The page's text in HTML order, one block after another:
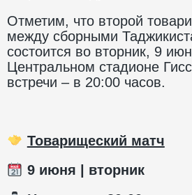
Отметим, что второй
между сборными
состоится во вторник, 9
Центральном стадионе
встречи – в 20:00 часов.
Товарищеский матч
9 июня | вторник